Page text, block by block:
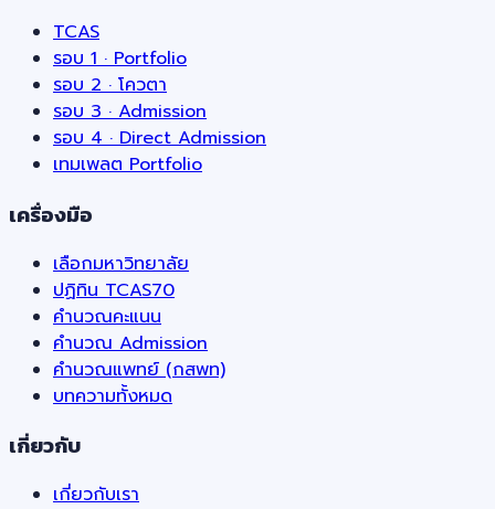
TCAS
รอบ 1 · Portfolio
รอบ 2 · โควตา
รอบ 3 · Admission
รอบ 4 · Direct Admission
เทมเพลต Portfolio
เครื่องมือ
เลือกมหาวิทยาลัย
ปฏิทิน TCAS70
คำนวณคะแนน
คำนวณ Admission
คำนวณแพทย์ (กสพท)
บทความทั้งหมด
เกี่ยวกับ
เกี่ยวกับเรา